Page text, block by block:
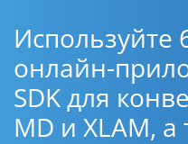
Используйте
онлайн-
SDK для
MD и XLAM, а